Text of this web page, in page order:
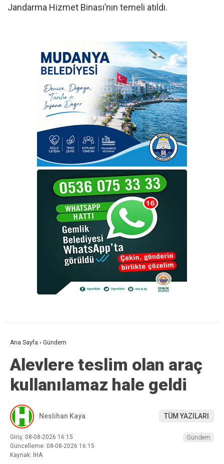
Jandarma Hizmet Binası’nın temeli atıldı.
Ana Sayfa › Gündem
Alevlere teslim olan araç
kullanılamaz hale geldi
Neslihan Kaya TÜM YAZILARI
Giriş: 08-08-2026 16:15
Güncelleme: 08-08-2026 16:15
Kaynak: İHA
Gündem